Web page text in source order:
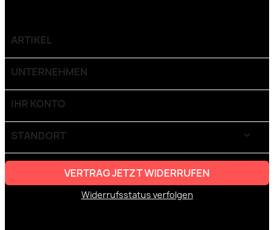
ARTIKEL
UNTERNEHMEN
IHR KONTO
STANDORT keyboard_arrow_down
VERTRAG JETZT WIDERRUFEN
Widerrufsstatus verfolgen